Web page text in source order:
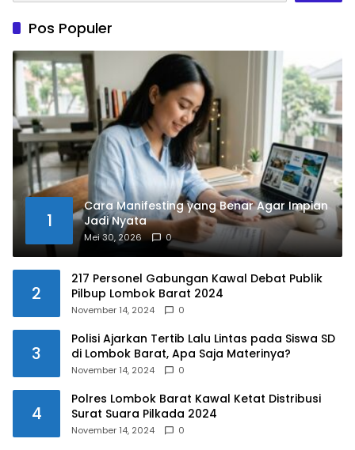
Pos Populer
1
Cara Manifesting yang Benar Agar Impian
Jadi Nyata
Mei 30, 2026 0
2
217 Personel Gabungan Kawal Debat Publik
Pilbup Lombok Barat 2024
November 14, 2024 0
3
Polisi Ajarkan Tertib Lalu Lintas pada Siswa SD
di Lombok Barat, Apa Saja Materinya?
November 14, 2024 0
4
Polres Lombok Barat Kawal Ketat Distribusi
Surat Suara Pilkada 2024
November 14, 2024 0